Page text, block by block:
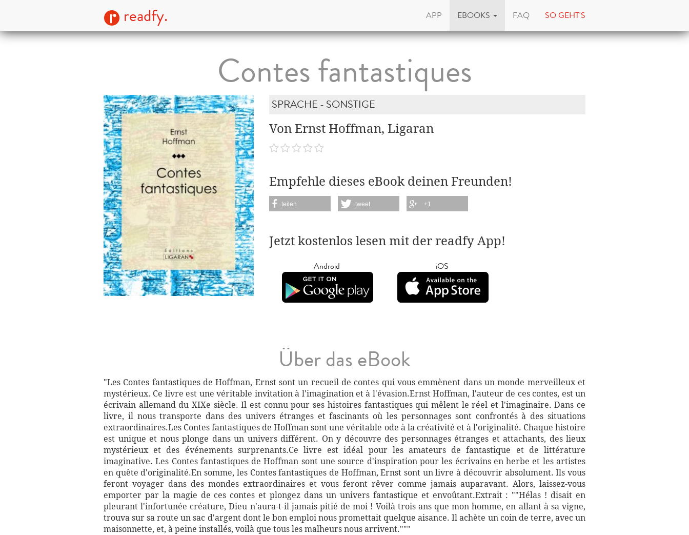
readfy. APP EBOOKS FAQ SO GEHT'S
Contes fantastiques
SPRACHE - SONSTIGE
Von Ernst Hoffman, Ligaran
Empfehle dieses eBook deinen Freunden!
teilen tweet +1
Jetzt kostenlos lesen mit der readfy App!
Android iOS
Über das eBook
"Les Contes fantastiques de Hoffman, Ernst sont un recueil de contes qui vous emmènent dans un monde merveilleux et
mystérieux. Ce livre est une véritable invitation à l'imagination et à l'évasion.Ernst Hoffman, l'auteur de ces contes, est un
écrivain allemand du XIXe siècle. Il est connu pour ses histoires fantastiques qui mêlent le réel et l'imaginaire. Dans ce
livre, il nous transporte dans des univers étranges et fascinants où les personnages sont confrontés à des situations
extraordinaires.Les Contes fantastiques de Hoffman sont une véritable ode à la créativité et à l'originalité. Chaque histoire
est unique et nous plonge dans un univers différent. On y découvre des personnages étranges et attachants, des lieux
mystérieux et des événements surprenants.Ce livre est idéal pour les amateurs de fantastique et de littérature
imaginative. Les Contes fantastiques de Hoffman sont une source d'inspiration pour les écrivains en herbe et les artistes
en quête d'originalité.En somme, les Contes fantastiques de Hoffman, Ernst sont un livre à découvrir absolument. Ils vous
feront voyager dans des mondes extraordinaires et vous feront rêver comme jamais auparavant. Alors, laissez-vous
emporter par la magie de ces contes et plongez dans un univers fantastique et envoûtant.Extrait : ""Hélas ! disait en
pleurant l'infortunée créature, Dieu n'aura-t-il jamais pitié de moi ! Voilà trois ans que mon homme, en allant à sa vigne,
trouva sur sa route un sac d'argent dont le bon emploi nous promettait quelque aisance. Il achète un coin de terre, avec un
maisonnette, et, à peine installés, voilà que tous les malheurs nous arrivent."""